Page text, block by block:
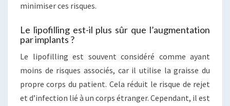
minimiser ces risques.
Le lipofilling est-il plus sûr que l’augmentation
par implants ?
Le lipofilling est souvent considéré comme ayant
moins de risques associés, car il utilise la graisse du
propre corps du patient. Cela réduit le risque de rejet
et d’infection lié à un corps étranger. Cependant, il est